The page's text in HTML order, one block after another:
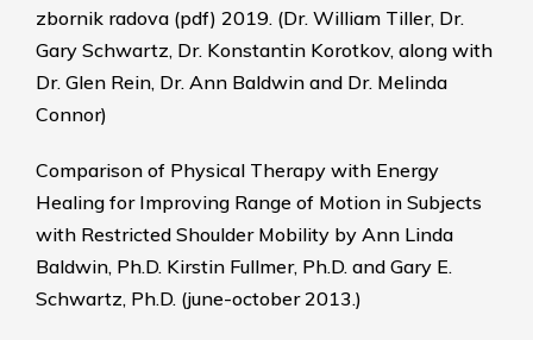
zbornik radova (pdf) 2019. (Dr. William Tiller, Dr.
Gary Schwartz, Dr. Konstantin Korotkov, along with
Dr. Glen Rein, Dr. Ann Baldwin and Dr. Melinda
Connor)
Comparison of Physical Therapy with Energy
Healing for Improving Range of Motion in Subjects
with Restricted Shoulder Mobility by Ann Linda
Baldwin, Ph.D. Kirstin Fullmer, Ph.D. and Gary E.
Schwartz, Ph.D. (june-october 2013.)